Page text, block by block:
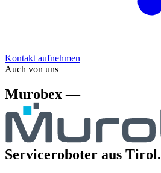
Kontakt aufnehmen
Auch von uns
Murobex —
Serviceroboter aus Tirol.